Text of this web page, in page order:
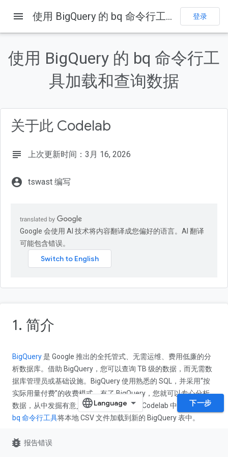
1. 简介
2. 进行设置
启用 BigQuery
menu 使用 BigQuery 的 bq 命令行工具加载和查询数据 登录
使用 BigQuery 的 bq 命令行工
具加载和查询数据
关于此 Codelab
subject 上次更新时间：3月 16, 2026
account_circle tswast 编写
Google 会使用 AI 技术将内容翻译成您偏好的语言。AI 翻译
可能包含错误。
1. 简介
BigQuery是 Google 推出的全托管式、无需运维、费用低廉的分
析数据库。借助 BigQuery，您可以查询 TB 级的数据，而无需数
据库管理员或基础设施。BigQuery 使用熟悉的 SQL，并采用“按
实际用量付费”的收费模式。有了 BigQuery，您就可以专心分析
数据，从中发掘有意义的数据洞见。在此 Codelab 中，您将使用
bq 命令行工具将本地 CSV 文件加载到新的 BigQuery 表中。
学习内容
下一步
bug_report 报告错误